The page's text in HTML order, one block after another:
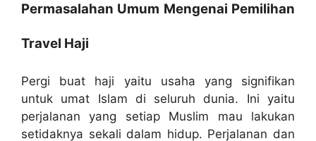
Permasalahan Umum Mengenai Pemilihan
Travel Haji
Pergi buat haji yaitu usaha yang signifikan
untuk umat Islam di seluruh dunia. Ini yaitu
perjalanan yang setiap Muslim mau lakukan
setidaknya sekali dalam hidup. Perjalanan dan